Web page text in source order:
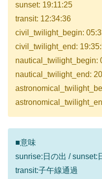
sunset: 19:11:25
transit: 12:34:36
civil_twilight_begin:
civil_twilight_end:
nautical_twilight_begin:
nautical_twilight_end:
■意味
sunrise:日の出 / sunset:
transit:子午線通過